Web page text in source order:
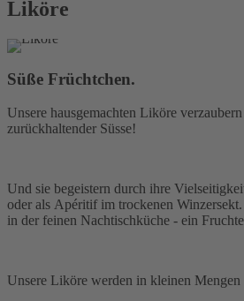
Liköre
Süße Früchtchen.
Unsere hausgemachten Liköre
zurückhaltender Süsse!
Und sie begeistern durch ihre
oder als Apéritif im trockenen
in der feinen Nachtischküche - ein
Unsere Liköre werden in kleinen Mengen